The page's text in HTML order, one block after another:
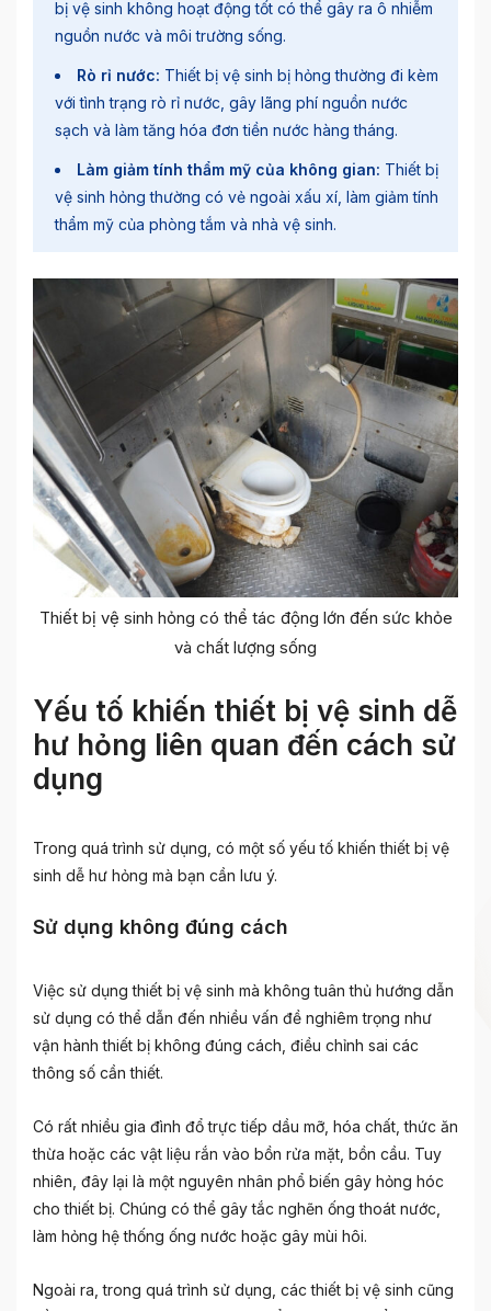
bị vệ sinh không hoạt động tốt có thể gây ra ô nhiễm
nguồn nước và môi trường sống.
Rò rỉ nước: Thiết bị vệ sinh bị hỏng thường đi kèm
với tình trạng rò rỉ nước, gây lãng phí nguồn nước
sạch và làm tăng hóa đơn tiền nước hàng tháng.
Làm giảm tính thẩm mỹ của không gian: Thiết bị
vệ sinh hỏng thường có vẻ ngoài xấu xí, làm giảm tính
thẩm mỹ của phòng tắm và nhà vệ sinh.
Thiết bị vệ sinh hỏng có thể tác động lớn đến sức khỏe
và chất lượng sống
Yếu tố khiến thiết bị vệ sinh dễ
hư hỏng liên quan đến cách sử
dụng
Trong quá trình sử dụng, có một số yếu tố khiến thiết bị vệ
sinh dễ hư hỏng mà bạn cần lưu ý.
Sử dụng không đúng cách
Việc sử dụng thiết bị vệ sinh mà không tuân thủ hướng dẫn
sử dụng có thể dẫn đến nhiều vấn đề nghiêm trọng như
vận hành thiết bị không đúng cách, điều chỉnh sai các
thông số cần thiết.
Có rất nhiều gia đình đổ trực tiếp dầu mỡ, hóa chất, thức ăn
thừa hoặc các vật liệu rắn vào bồn rửa mặt, bồn cầu. Tuy
nhiên, đây lại là một nguyên nhân phổ biến gây hỏng hóc
cho thiết bị. Chúng có thể gây tắc nghẽn ống thoát nước,
làm hỏng hệ thống ống nước hoặc gây mùi hôi.
Ngoài ra, trong quá trình sử dụng, các thiết bị vệ sinh cũng